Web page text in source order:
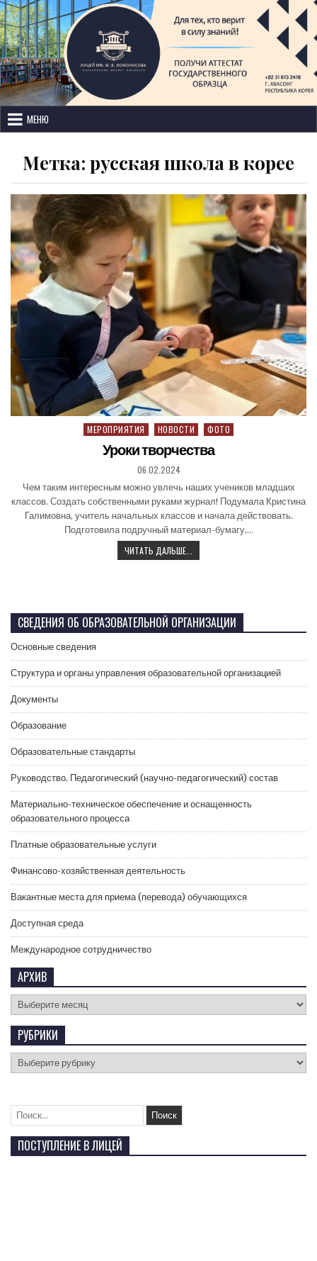
Лицей имени М. В. Ломоносова
с изучением иностранных языков
МЕНЮ
Метка: русская школа в корее
МЕРОПРИЯТИЯ НОВОСТИ ФОТО
Уроки творчества
06.02.2024
Чем таким интересным можно увлечь наших учеников младших
классов. Создать собственными руками журнал! Подумала Кристина
Галимовна, учитель начальных классов и начала действовать.
Подготовила подручный материал-бумагу,…
ЧИТАТЬ ДАЛЬШЕ...
СВЕДЕНИЯ ОБ ОБРАЗОВАТЕЛЬНОЙ ОРГАНИЗАЦИИ
Основные сведения
Структура и органы управления образовательной организацией
Документы
Образование
Образовательные стандарты
Руководство. Педагогический (научно-педагогический) состав
Материально-техническое обеспечение и оснащенность
образовательного процесса
Платные образовательные услуги
Финансово-хозяйственная деятельность
Вакантные места для приема (перевода) обучающихся
Доступная среда
Международное сотрудничество
АРХИВ
РУБРИКИ
ПОСТУПЛЕНИЕ В ЛИЦЕЙ